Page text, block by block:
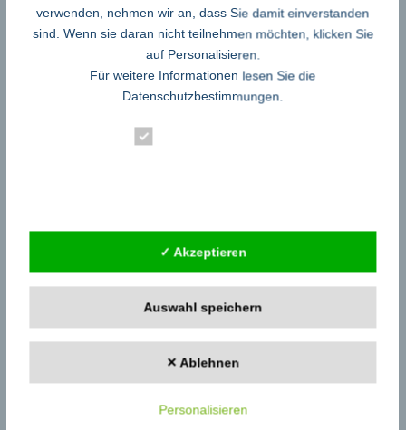
Bau – Mieter – Immobilien
Business – Handel – Gewerbe
Computer Software und Spiele
Dienstleistungen – Berater – Gutachter
Geisteswissenschaften – Geschichte
Handy – Elektronik – Telekommunikation
Internet – Portale – Foren – Communities
Kino – Film – Fotografie
Kunst – Kultur – Literatur – Theater
verwenden, nehmen wir an, dass Sie damit einverstanden
sind. Wenn sie daran nicht teilnehmen möchten, klicken Sie
auf Personalisieren.
Für weitere Informationen lesen Sie die
Datenschutzbestimmungen.
✓ Akzeptieren
Auswahl speichern
✕ Ablehnen
Personalisieren